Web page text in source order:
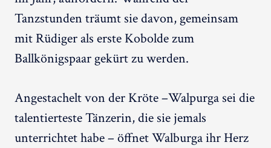
Tanzstunden träumt sie davon, gemeinsam
mit Rüdiger als erste Kobolde zum
Ballkönigspaar gekürt zu werden.
Angestachelt von der Kröte –Walpurga sei die
talentierteste Tänzerin, die sie jemals
unterrichtet habe – öffnet Walburga ihr Herz